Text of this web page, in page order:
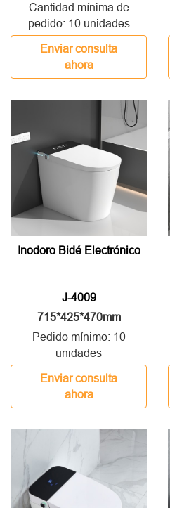
Cantidad mínima de
pedido: 10 unidades
Enviar consulta
ahora
Inodoro Bidé Electrónico
J-4009
715*425*470mm
Pedido mínimo: 10
unidades
Enviar consulta
ahora